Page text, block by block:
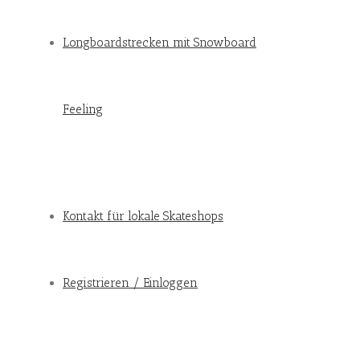
Longboardstrecken mit Snowboard
Feeling
Kontakt für lokale Skateshops
Registrieren / Einloggen